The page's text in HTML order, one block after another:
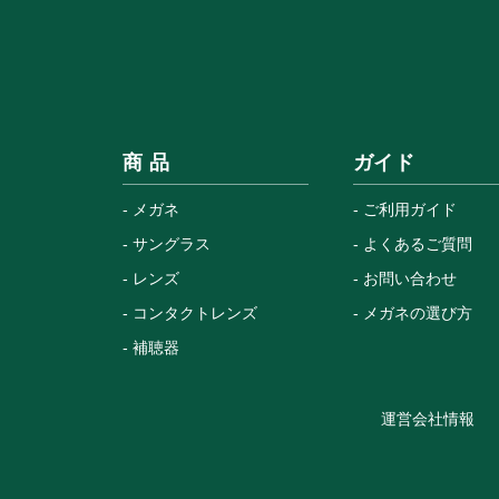
商 品
メガネ
サングラス
レンズ
コンタクトレンズ
補聴器
ガイド
ご利用ガイド
よくあるご質問
お問い合わせ
メガネの選び方
運営会社情報